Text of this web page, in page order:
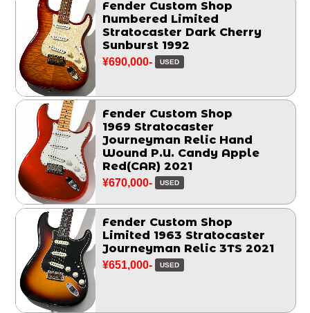
Fender Custom Shop
Numbered Limited
Stratocaster Dark Cherry
Sunburst 1992
¥690,000- USED
Fender Custom Shop
1969 Stratocaster
Journeyman Relic Hand
Wound P.U. Candy Apple
Red(CAR) 2021
¥670,000- USED
Fender Custom Shop
Limited 1963 Stratocaster
Journeyman Relic 3TS 2021
¥651,000- USED